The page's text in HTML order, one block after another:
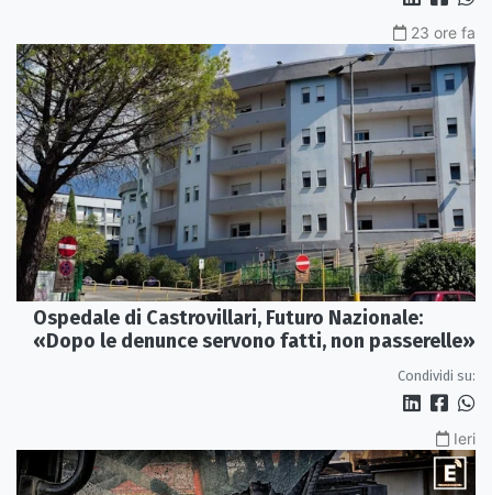
23 ore fa
Ospedale di Castrovillari, Futuro Nazionale:
«Dopo le denunce servono fatti, non passerelle»
Condividi su:
Ieri